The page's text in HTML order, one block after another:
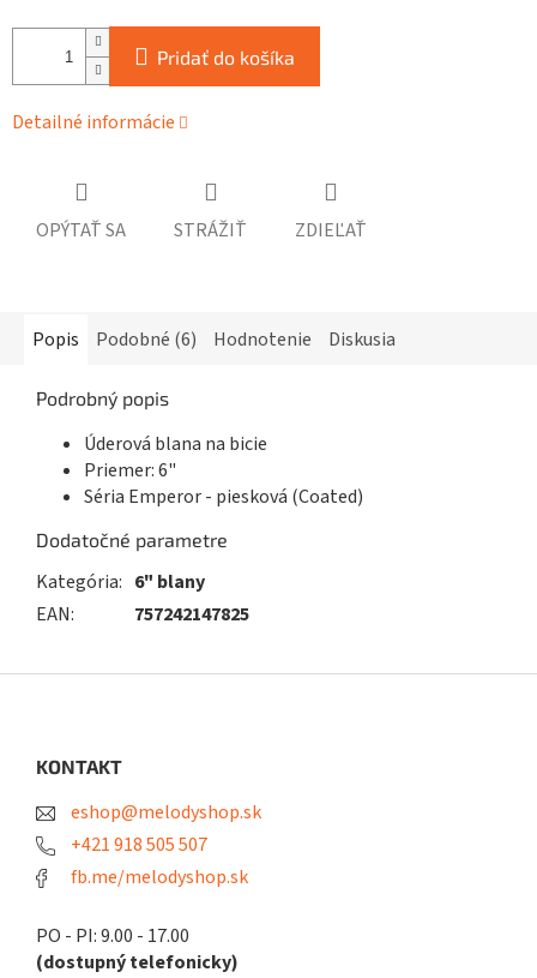
Pridať do košíka
Detailné informácie
OPÝTAŤ SA STRÁŽIŤ ZDIEĽAŤ
Popis Podobné (6) Hodnotenie Diskusia
Podrobný popis
Úderová blana na bicie
Priemer: 6"
Séria Emperor - piesková (Coated)
Dodatočné parametre
Kategória: 6" blany
EAN: 757242147825
KONTAKT
eshop@melodyshop.sk
+421 918 505 507
fb.me/melodyshop.sk
PO - PI: 9.00 - 17.00
(dostupný telefonicky)